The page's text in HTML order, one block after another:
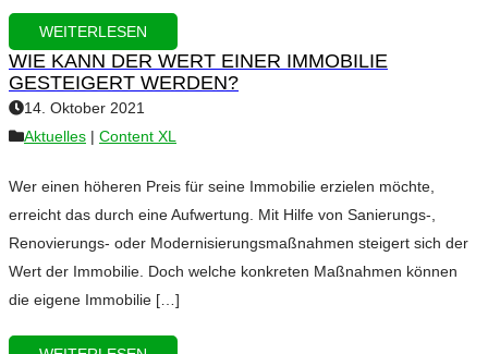
WEITERLESEN
WIE KANN DER WERT EINER IMMOBILIE
GESTEIGERT WERDEN?
14. Oktober 2021
Aktuelles | Content XL
Wer einen höheren Preis für seine Immobilie erzielen möchte,
erreicht das durch eine Aufwertung. Mit Hilfe von Sanierungs-,
Renovierungs- oder Modernisierungsmaßnahmen steigert sich der
Wert der Immobilie. Doch welche konkreten Maßnahmen können
die eigene Immobilie […]